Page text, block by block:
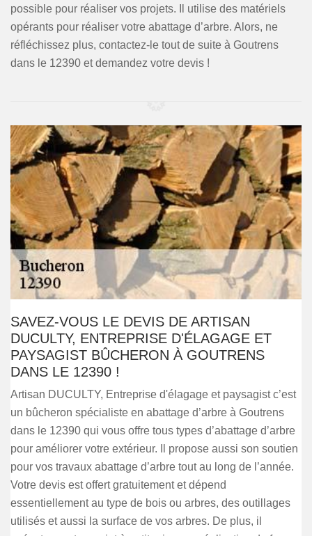
possible pour réaliser vos projets. Il utilise des matériels
opérants pour réaliser votre abattage d’arbre. Alors, ne
réfléchissez plus, contactez-le tout de suite à Goutrens
dans le 12390 et demandez votre devis !
SAVEZ-VOUS LE DEVIS DE ARTISAN
DUCULTY, ENTREPRISE D'ÉLAGAGE ET
PAYSAGIST BÛCHERON À GOUTRENS
DANS LE 12390 !
Artisan DUCULTY, Entreprise d'élagage et paysagist c’est
un bûcheron spécialiste en abattage d’arbre à Goutrens
dans le 12390 qui vous offre tous types d’abattage d’arbre
pour améliorer votre extérieur. Il propose aussi son soutien
pour vos travaux abattage d’arbre tout au long de l’année.
Votre devis est offert gratuitement et dépend
essentiellement au type de bois ou arbres, des outillages
utilisés et aussi la surface de vos arbres. De plus, il